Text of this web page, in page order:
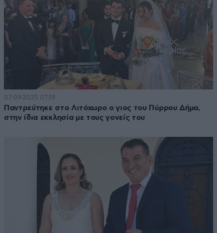
07·09·2025 07:19
Παντρεύτηκε στο Λιτόχωρο ο γιος του Πύρρου Δήμα,
στην ίδια εκκλησία με τους γονείς του